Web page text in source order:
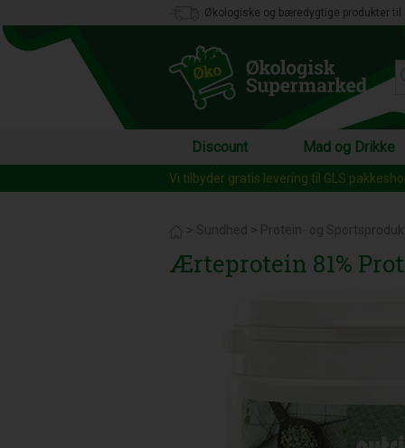
Økologiske og bæredygtige produkter til
Discount Mad og Drikke
Vi tilbyder gratis levering til GLS
> Sundhed > Protein- og
Ærteprotein 81%